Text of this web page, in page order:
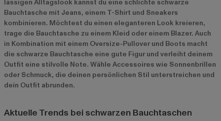
lässigen Alltagslook kannst du eine schlichte schwarze
Bauchtasche mit Jeans, einem T-Shirt und Sneakers
kombinieren. Möchtest du einen eleganteren Look kreieren,
trage die Bauchtasche zu einem Kleid oder einem Blazer. Auch
in Kombination mit einem Oversize-Pullover und Boots macht
die schwarze Bauchtasche eine gute Figur und verleiht deinem
Outfit eine stilvolle Note. Wähle Accessoires wie Sonnenbrillen
oder Schmuck, die deinen persönlichen Stil unterstreichen und
dein Outfit abrunden.
Aktuelle Trends bei schwarzen Bauchtaschen